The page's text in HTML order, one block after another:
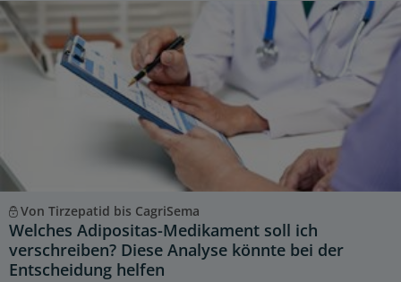
Von Tirzepatid bis CagriSema
Welches Adipositas-Medikament soll ich
verschreiben? Diese Analyse könnte bei der
Entscheidung helfen